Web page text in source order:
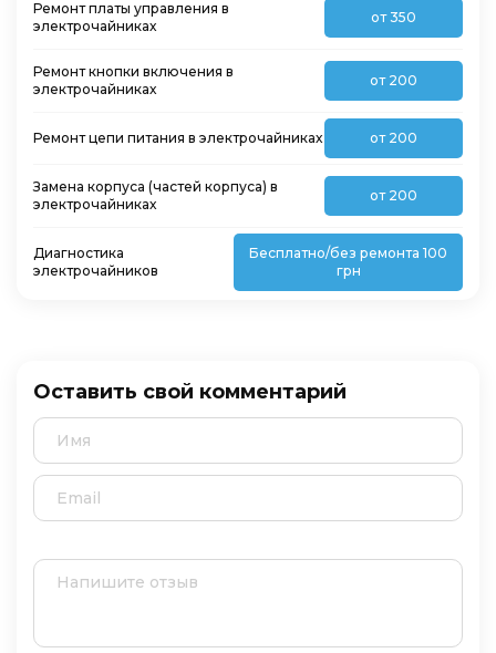
Ремонт платы управления в
электрочайниках
от 350
Ремонт кнопки включения в
электрочайниках
от 200
Ремонт цепи питания в электрочайниках от 200
Замена корпуса (частей корпуса) в
электрочайниках
от 200
Диагностика
электрочайников
Бесплатно/без ремонта 100
грн
Оставить свой комментарий